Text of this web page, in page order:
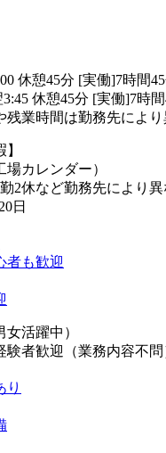
休憩45分 [実働]7時間
3:45 休憩45分 [実働]7時
業時間は勤務先により
場カレンダー）
2休など勤務先により異
日
者も歓迎
活躍中）
者歓迎（業務内容不問
り